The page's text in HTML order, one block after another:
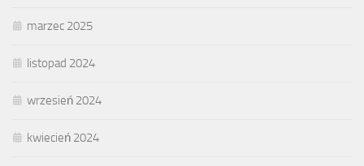
marzec 2025
listopad 2024
wrzesień 2024
kwiecień 2024